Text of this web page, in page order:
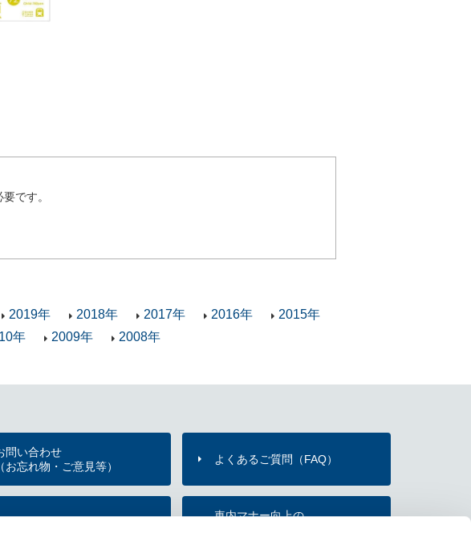
です。
2019年 2018年 2017年 2016年
2015年
年 2009年 2008年
問い合わせ
（お忘れ物・ご意見等）
よくあるご質問（FAQ）
車内マナー向上の